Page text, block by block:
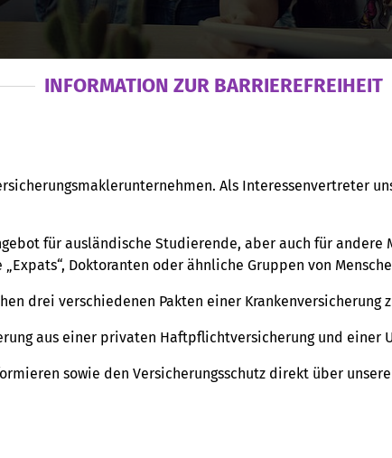
INFORMATION ZUR BARRIEREFREIHEIT
Als Interessenvertreter
für ausländische Studierende, aber auch für andere
Doktoranten oder ähnliche Gruppen von
drei verschiedenen Pakten einer
aus einer privaten Haftpflichtversicherung und einer
sowie den Versicherungsschutz direkt über